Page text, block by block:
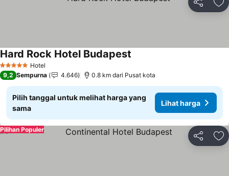
Bagikan
5 Bintang Hotel
Hard Rock Hotel Budapest
9,2 Sempurna 4.646 0.8 km dari Pusat kota
Pilih tanggal untuk melihat harga yang
sama
Lihat harga
Bagikan
Pilihan Populer